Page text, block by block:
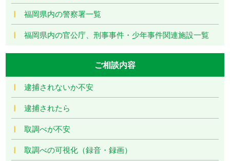
福岡県内の警察署一覧
福岡県内の官公庁、刑事事件・少年事件関連施設一覧
ご相談内容
逮捕されないか不安
逮捕されたら
取調べが不安
取調べの可視化（録音・録画）